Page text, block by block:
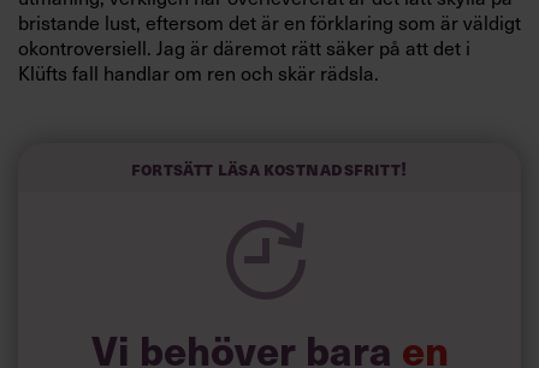
Prenumerera
bristande lust, eftersom det är en förklaring som är väldigt
okontroversiell. Jag är däremot rätt säker på att det i
Klüfts fall handlar om ren och skär rädsla.
Carolina Klüft inte längre är lika hungrig när hon redan
har vunnit ett OS-guld, två VM-guld och sjuttifjutton andra
fullständigt obegripligt att hungern avtar just nu bara ett
par månader före OS. För utmaningar saknas verkligen
Möjligheterna att ta ett andra OS-guld och slå det gamla
Fortsätt läsa kostnadsfritt!
Vi behöver bara en